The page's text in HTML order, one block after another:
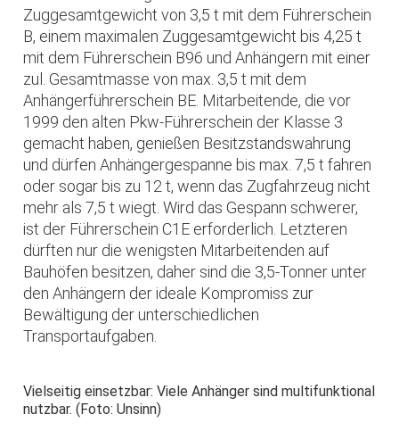
Zuggesamtgewicht von 3,5 t mit dem Führerschein
B, einem maximalen Zuggesamtgewicht bis 4,25 t
mit dem Führerschein B96 und Anhängern mit einer
zul. Gesamtmasse von max. 3,5 t mit dem
Anhängerführerschein BE. Mitarbeitende, die vor
1999 den alten Pkw-Führerschein der Klasse 3
gemacht haben, genießen Besitzstandswahrung
und dürfen Anhängergespanne bis max. 7,5 t fahren
oder sogar bis zu 12 t, wenn das Zugfahrzeug nicht
mehr als 7,5 t wiegt. Wird das Gespann schwerer,
ist der Führerschein C1E erforderlich. Letzteren
dürften nur die wenigsten Mitarbeitenden auf
Bauhöfen besitzen, daher sind die 3,5-Tonner unter
den Anhängern der ideale Kompromiss zur
Bewältigung der unterschiedlichen
Transportaufgaben.
Vielseitig einsetzbar: Viele Anhänger sind multifunktional
nutzbar. (Foto: Unsinn)